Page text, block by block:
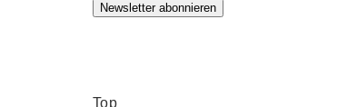
Newsletter abonnieren
Top